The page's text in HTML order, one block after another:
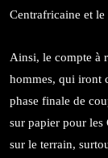
Centrafricaine et
Ainsi, le compte à
hommes, qui iront
phase finale de
sur papier pour
sur le terrain,